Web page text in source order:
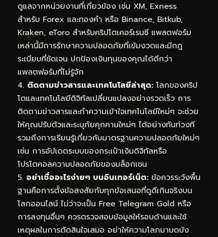
ดูแลจากหน่วยงานที่เกี่ยวข้อง เช่น XM, Exness
สำหรับ Forex และทองคำ หรือ Binance, Bitkub,
Kraken, eToro สำหรับคริปโตเคอร์เรนซี แพลตฟอร์ม
เหล่านี้มีการรักษาความปลอดภัยที่เข้มงวดและมีกฎ
ระเบียบที่ชัดเจน ปกป้องเงินทุนของคุณได้ดีกว่า
แพลตฟอร์มที่ไม่รู้จัก
4. ติดตามข่าวสารและเทคโนโลยีล่าสุด: โลกของคริป
โตและเทคโนโลยีดิจิทัลเปลี่ยนแปลงอย่างรวดเร็ว การ
ติดตามข่าวสารและทำความเข้าใจเทคโนโลยีใหม่ๆ จะช่วย
ให้คุณปรับตัวและระบุภัยคุกคามใหม่ๆ ได้อย่างทันท่วงที
รวมถึงการเรียนรู้เกี่ยวกับมาตรฐานความปลอดภัยใหม่ๆ
เช่น การอัปเดตระบบของกระเป๋าเงินดิจิทัลหรือ
โปรโตคอลความปลอดภัยของบล็อกเชน
5. อย่าเชื่ออะไรง่ายๆ บนอินเทอร์เน็ต: ข้อควรระวังพื้น
ฐานคือการตั้งข้อสงสัยกับทุกข้อเสนอที่ดูดีเกินจริงบน
โลกออนไลน์ ไม่ว่าจะเป็น Free Telegram Gold หรือ
การลงทุนอื่นๆ ควรตรวจสอบข้อมูลให้รอบด้านและใช้
เหตุผลในการตัดสินใจเสมอ อย่าให้ความโลภมาบดบัง